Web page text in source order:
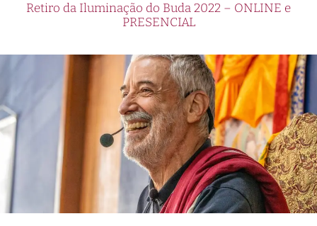
Retiro da Iluminação do Buda 2022 – ONLINE e
PRESENCIAL